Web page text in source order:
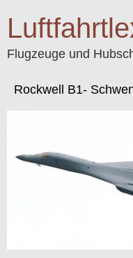
Flugzeuge und
Rockwell B1-